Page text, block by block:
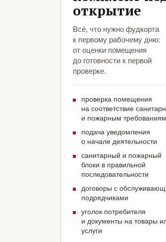
открытие
Всё, что нужно фудкорта
к первому рабочему дню:
от оценки помещения
до готовности к первой
проверке.
проверка помещения
на соответствие
и пожарным требованиям
подача уведомления
о начале деятельности
санитарный и пожарный
блоки в правильной
последовательности
договоры с
подрядчиками
уголок потребителя
и документы на товары
услуги